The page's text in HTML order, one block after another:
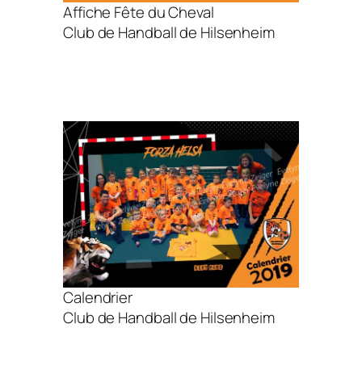
Affiche Fête du Cheval
Club de Handball de Hilsenheim
Calendrier
Club de Handball de Hilsenheim